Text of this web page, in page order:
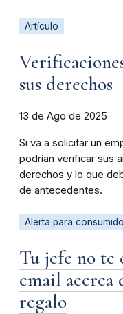
Artículo
sus derechos
13 de Ago de 2025
Si va a solicitar un
podrían verificar sus
derechos y lo que
de antecedentes.
Alerta para
Tu jefe no te
email acerca
regalo